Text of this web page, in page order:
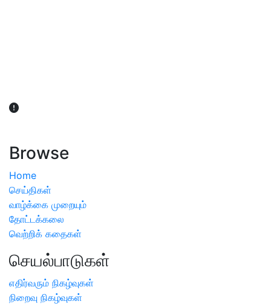
Browse
Home
செய்திகள்
வாழ்க்கை முறையும்
தோட்டக்கலை
வெற்றிக் கதைகள்
செயல்பாடுகள்
எதிர்வரும் நிகழ்வுகள்
நிறைவு நிகழ்வுகள்